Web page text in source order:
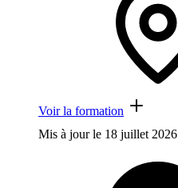
Voir la formation
Mis à jour le 18 juillet 2026